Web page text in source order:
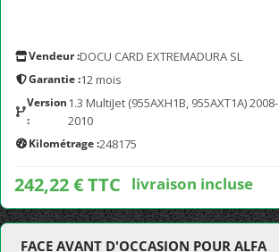
Vendeur :DOCU CARD EXTREMADURA SL
Garantie :12 mois
Version
:
1.3 MultiJet (955AXH1B, 955AXT1A) 2008-
2010
Kilométrage :248175
242,22 € TTC livraison incluse
FACE AVANT D'OCCASION POUR ALFA